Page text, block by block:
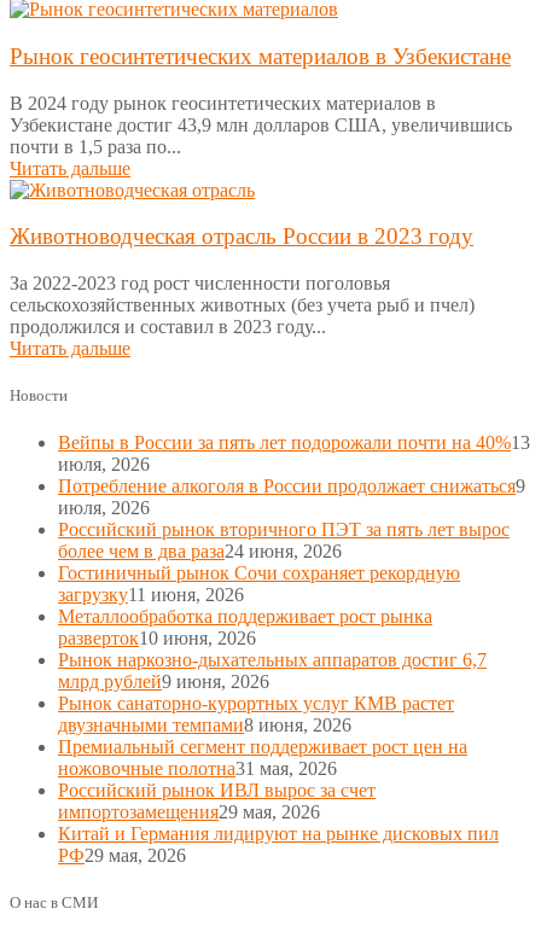
Рынок геосинтетических материалов в Узбекистане
В 2024 году рынок геосинтетических материалов в
Узбекистане достиг 43,9 млн долларов США, увеличившись
почти в 1,5 раза по...
Читать дальше
Животноводческая отрасль России в 2023 году
За 2022-2023 год рост численности поголовья
сельскохозяйственных животных (без учета рыб и пчел)
продолжился и составил в 2023 году...
Читать дальше
Новости
Вейпы в России за пять лет подорожали почти на 40%13
июля, 2026
Потребление алкоголя в России продолжает снижаться9
июля, 2026
Российский рынок вторичного ПЭТ за пять лет вырос
более чем в два раза24 июня, 2026
Гостиничный рынок Сочи сохраняет рекордную
загрузку11 июня, 2026
Металлообработка поддерживает рост рынка
разверток10 июня, 2026
Рынок наркозно-дыхательных аппаратов достиг 6,7
млрд рублей9 июня, 2026
Рынок санаторно-курортных услуг КМВ растет
двузначными темпами8 июня, 2026
Премиальный сегмент поддерживает рост цен на
ножовочные полотна31 мая, 2026
Российский рынок ИВЛ вырос за счет
импортозамещения29 мая, 2026
Китай и Германия лидируют на рынке дисковых пил
РФ29 мая, 2026
О нас в СМИ